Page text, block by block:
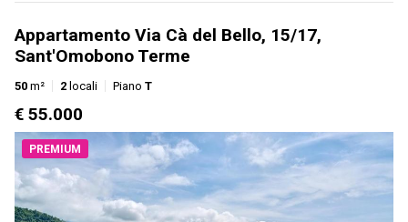
Appartamento Via Cà del Bello, 15/17,
Sant'Omobono Terme
50 m² 2 locali Piano T
€ 55.000
PREMIUM